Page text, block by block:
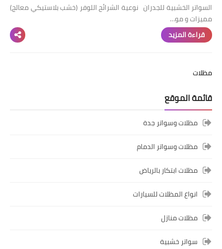
السواتر الخشبية للجدران نوعية الشرائح اللوفر (خشب بلاستيكي معالج)
مميزات و مو…
قراءة المزيد
مظلات
قائمة الموقع
مظلات وسواتر جدة
مظلات وسواتر الدمام
مظلات ابتكار بالرياض
انواع المظلات للسيارات
مظلات منازل
سواتر خشبية